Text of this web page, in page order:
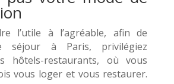
l’utile à l’agréable, afin de
séjour à Paris, privilégiez
hôtels-restaurants, où vous
vous loger et vous restaurer.